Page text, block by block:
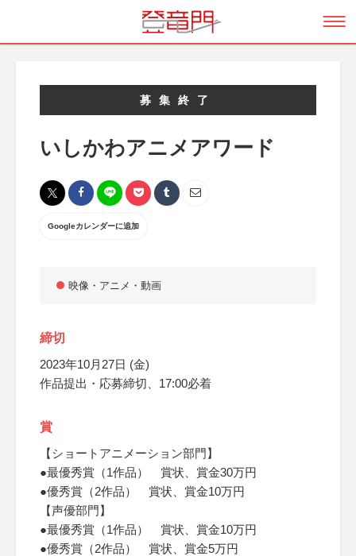
募集終了
いしかわアニメアワード
Googleカレンダーに追加
映像・アニメ・動画
締切
2023年10月27日 (金)
作品提出・応募締切、17:00必着
賞
【ショートアニメーション部門】
●最優秀賞（1作品） 賞状、賞金30万円
●優秀賞（2作品） 賞状、賞金10万円
【声優部門】
●最優秀賞（1作品） 賞状、賞金10万円
●優秀賞（2作品） 賞状、賞金5万円